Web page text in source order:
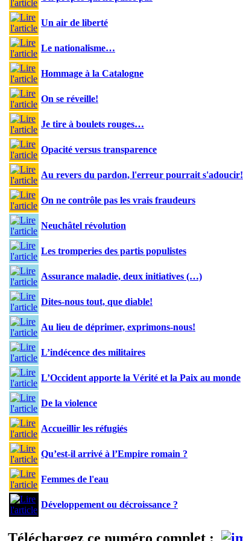
Un air de liberté
Le nationalisme…
Hommage à la Catalogne
On se réveille!
Je tire à boulets rouges…
Opacité versus transparence
Au revers du pardon, l'erreur pourrait s'adoucir!
On ne contrôle pas les vrais fraudeurs
Neuchâtel révolution
Les tromperies des partis populistes
Assurance maladie, deux initiatives (…)
Dites-nous tout, que diable!
Au lieu de déprimer, exprimons-nous!
L’indécence des militaires
L’Occident apporte la Vérité et la Paix au monde
De la violence
Accueillir les réfugiés
Qu’est-il arrivé à l’Empire romain ?
Femmes de l'eau
Développement ou décroissance ?